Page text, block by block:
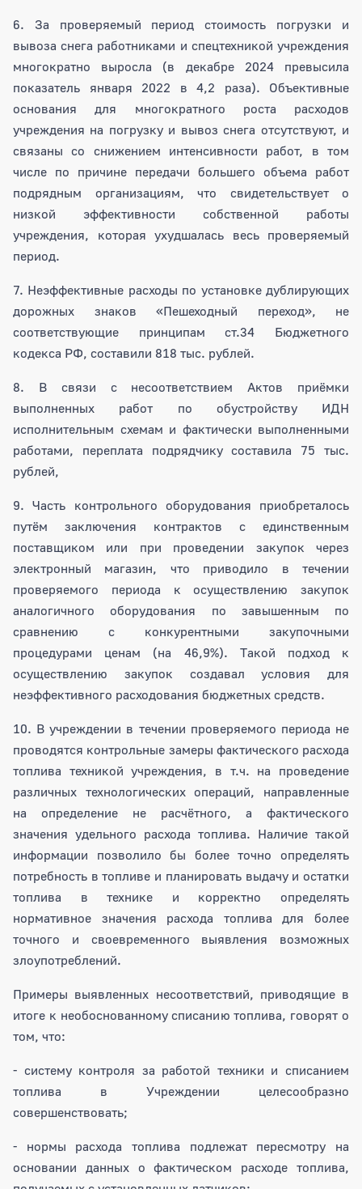
6. За проверяемый период стоимость погрузки и
вывоза снега работниками и спецтехникой учреждения
многократно выросла (в декабре 2024 превысила
показатель января 2022 в 4,2 раза). Объективные
основания для многократного роста расходов
учреждения на погрузку и вывоз снега отсутствуют, и
связаны со снижением интенсивности работ, в том
числе по причине передачи большего объема работ
подрядным организациям, что свидетельствует о
низкой эффективности собственной работы
учреждения, которая ухудшалась весь проверяемый
период.
7. Неэффективные расходы по установке дублирующих
дорожных знаков «Пешеходный переход», не
соответствующие принципам ст.34 Бюджетного
кодекса РФ, составили 818 тыс. рублей.
8. В связи с несоответствием Актов приёмки
выполненных работ по обустройству ИДН
исполнительным схемам и фактически выполненными
работами, переплата подрядчику составила 75 тыс.
рублей,
9. Часть контрольного оборудования приобреталось
путём заключения контрактов с единственным
поставщиком или при проведении закупок через
электронный магазин, что приводило в течении
проверяемого периода к осуществлению закупок
аналогичного оборудования по завышенным по
сравнению с конкурентными закупочными
процедурами ценам (на 46,9%). Такой подход к
осуществлению закупок создавал условия для
неэффективного расходования бюджетных средств.
10. В учреждении в течении проверяемого периода не
проводятся контрольные замеры фактического расхода
топлива техникой учреждения, в т.ч. на проведение
различных технологических операций, направленные
на определение не расчётного, а фактического
значения удельного расхода топлива. Наличие такой
информации позволило бы более точно определять
потребность в топливе и планировать выдачу и остатки
топлива в технике и корректно определять
нормативное значения расхода топлива для более
точного и своевременного выявления возможных
злоупотреблений.
Примеры выявленных несоответствий, приводящие в
итоге к необоснованному списанию топлива, говорят о
том, что:
- систему контроля за работой техники и списанием
топлива в Учреждении целесообразно
совершенствовать;
- нормы расхода топлива подлежат пересмотру на
основании данных о фактическом расходе топлива,